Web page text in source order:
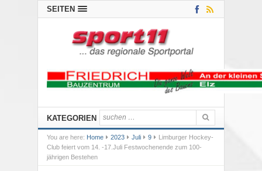
SEITEN
KATEGORIEN
You are here: Home 2023 Juli 9
Limburger Hockey-
Club feiert vom 14. -17.Juli Festwochenende zum 100-
jährigen Bestehen